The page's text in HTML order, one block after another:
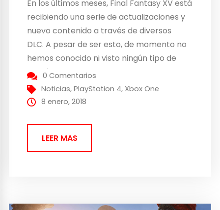
En los últimos meses, Final Fantasy XV está
recibiendo una serie de actualizaciones y
nuevo contenido a través de diversos
DLC. A pesar de ser esto, de momento no
hemos conocido ni visto ningún tipo de
edición especial de Final Fantasy XV, en la
que, además del juego original, se incluyan
también todos estos paquetes de...
0 Comentarios
Noticias,PlayStation 4, Xbox One
8 enero, 2018
LEER MAS